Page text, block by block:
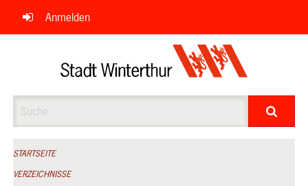
Navigation
überspringen
Anmelden
STARTSEITE
VERZEICHNISSE